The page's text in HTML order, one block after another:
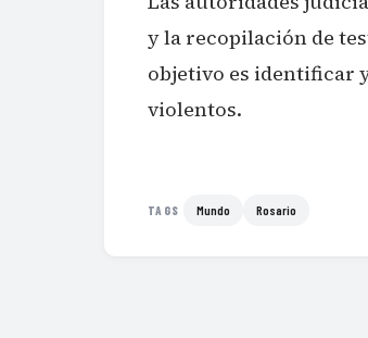
y la recopilación de
objetivo es identificar
violentos.
TAGS Mundo Rosario